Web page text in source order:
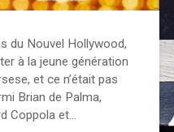
du Nouvel Hollywood,
à la jeune génération
et ce n’était pas
Brian de Palma,
Coppola et…